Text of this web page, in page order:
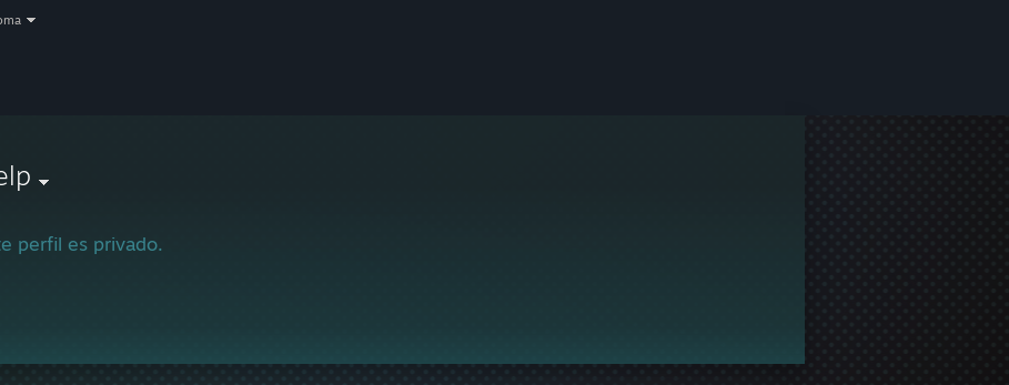
perfil es privado.